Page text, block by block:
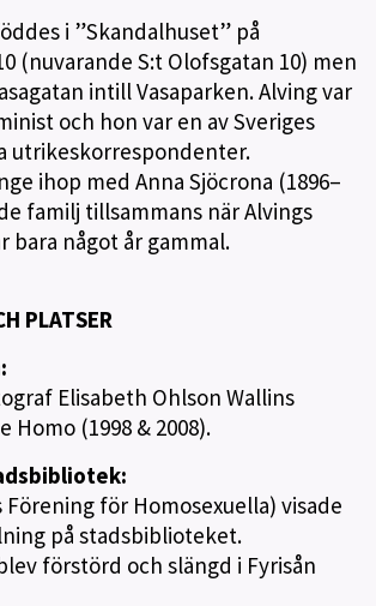
i ”Skandalhuset” på
(nuvarande S:t Olofsgatan 10) men
intill Vasaparken. Alving var
och hon var en av Sveriges
utrikeskorrespondenter.
ihop med Anna Sjöcrona (1896–
familj tillsammans när Alvings
bara något år gammal.
PLATSER
Elisabeth Ohlson Wallins
Homo (1998 & 2008).
Förening för Homosexuella) visade
på stadsbiblioteket.
förstörd och slängd i Fyrisån